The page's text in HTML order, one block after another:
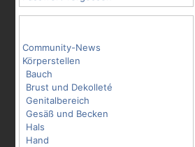
Community-News
Körperstellen
Bauch
Brust und Dekolleté
Genitalbereich
Gesäß und Becken
Hals
Hand